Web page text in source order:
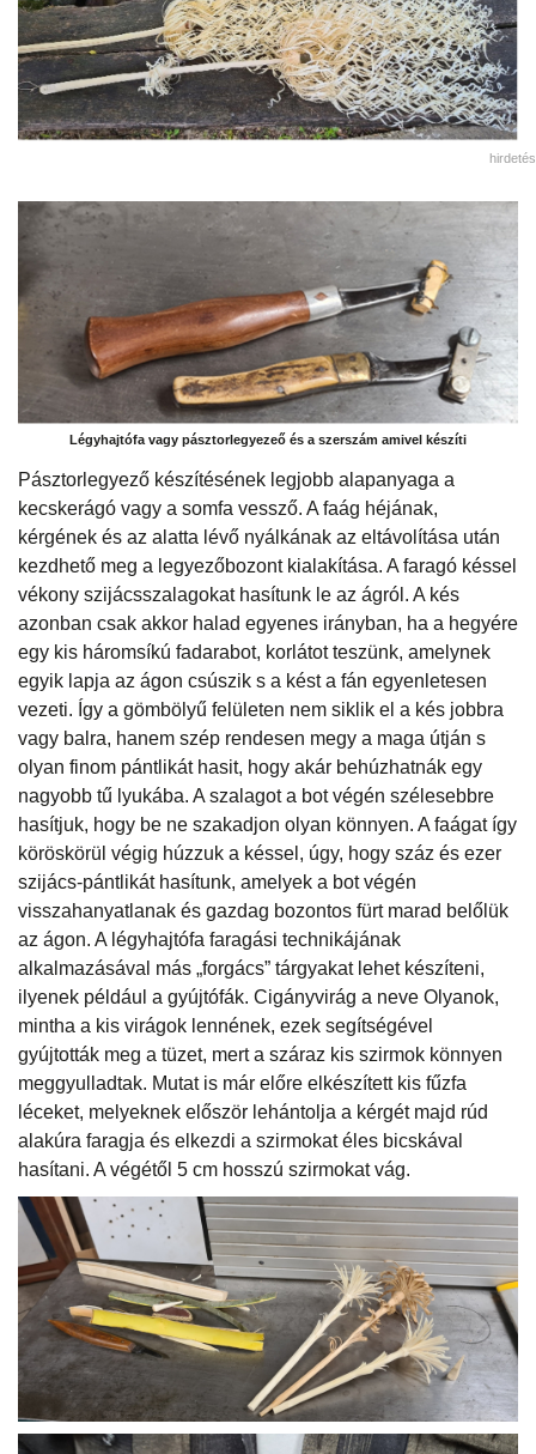
hirdetés
Légyhajtófa vagy pásztorlegyezeő és a szerszám amivel készíti
Pásztorlegyező készítésének legjobb alapanyaga a
kecskerágó vagy a somfa vessző. A faág héjának,
kérgének és az alatta lévő nyálkának az eltávolítása után
kezdhető meg a legyezőbozont kialakítása. A faragó késsel
vékony szijácsszalagokat hasítunk le az ágról. A kés
azonban csak akkor halad egyenes irányban, ha a hegyére
egy kis háromsíkú fadarabot, korlátot teszünk, amelynek
egyik lapja az ágon csúszik s a kést a fán egyenletesen
vezeti. Így a gömbölyű felületen nem siklik el a kés jobbra
vagy balra, hanem szép rendesen megy a maga útján s
olyan finom pántlikát hasit, hogy akár behúzhatnák egy
nagyobb tű lyukába. A szalagot a bot végén szélesebbre
hasítjuk, hogy be ne szakadjon olyan könnyen. A faágat így
köröskörül végig húzzuk a késsel, úgy, hogy száz és ezer
szijács-pántlikát hasítunk, amelyek a bot végén
visszahanyatlanak és gazdag bozontos fürt marad belőlük
az ágon. A légyhajtófa faragási technikájának
alkalmazásával más „forgács” tárgyakat lehet készíteni,
ilyenek például a gyújtófák. Cigányvirág a neve Olyanok,
mintha a kis virágok lennének, ezek segítségével
gyújtották meg a tüzet, mert a száraz kis szirmok könnyen
meggyulladtak. Mutat is már előre elkészített kis fűzfa
léceket, melyeknek először lehántolja a kérgét majd rúd
alakúra faragja és elkezdi a szirmokat éles bicskával
hasítani. A végétől 5 cm hosszú szirmokat vág.